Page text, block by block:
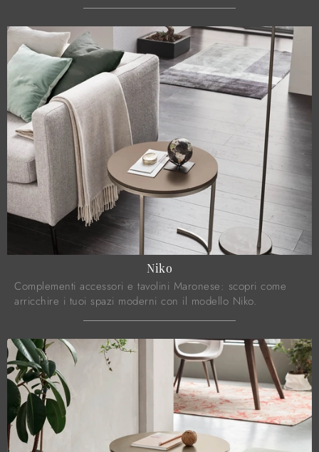
Niko
Complementi accessori e tavolini Maronese: scopri come
arricchire i tuoi spazi moderni con il modello Niko.